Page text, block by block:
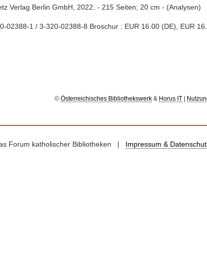
Verlag Berlin GmbH, 2022. - 215 Seiten; 20 cm - (Analysen)
02388-1 / 3-320-02388-8 Broschur : EUR 16.00 (DE), EUR
© Österreichisches Bibliothekswerk& Horus IT
Forum katholischer Bibliotheken | Impressum &